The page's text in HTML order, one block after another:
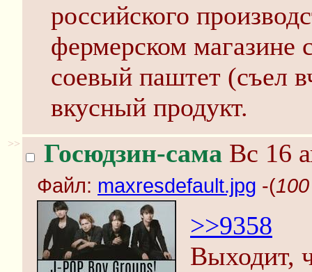
российского
фермерском магазине
соевый паштет (съел
вкусный продукт.
>> Госюдзин-сама Вс 16
Файл: maxresdefault.jpg -(
>>9358
Выходит,